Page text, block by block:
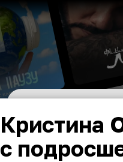
Кристина
с